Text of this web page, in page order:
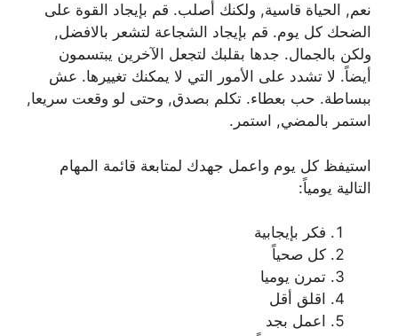
نعم, الحياة قاسية, ولكنك أصلب. قم بإيجاد القوة على
الضحك كل يوم. قم بإيجاد الشجاعة لتشعر بالافضل,
ولكن بالجمال. جدها بقلبك لتجعل الآخرين يبتسمون
أيضاً. لا تشدد على الأمور التي لا يمكنك تغييرها. عش
ببساطة. حب بعطاء. تكلم بصدق, وحتى لو وقعت سريعا,
استمر بالمضي, استمر.
استيفظ كل يوم واعمل جهدك لمتابعة قائمة المهام
التالية يومياً:
فكر بإيجابية
كل صحياً
تمرن يوميا
اقلق أقل
اعمل بجد